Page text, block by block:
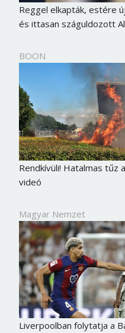
Reggel elkapták, estére
és ittasan száguldozott
BOON
Rendkívüli! Hatalmas tűz
videó
Magyar Nemzet
Liverpoolban folytatja a